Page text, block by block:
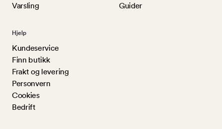
Varsling
Guider
Hjelp
Kundeservice
Finn butikk
Frakt og levering
Personvern
Cookies
Bedrift